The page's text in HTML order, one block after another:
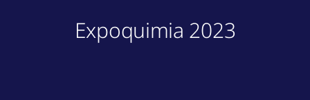
Expoquimia 2023